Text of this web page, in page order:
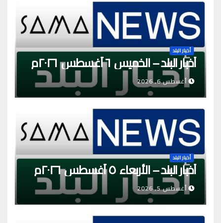
أخبار البلد
أخبار البلد – الخميس ٦ أغسطس ٢٠٢٦م
أغسطس 6, 2026
أخبار البلد
أخبار البلد – الأربعاء ٥ أغسطس ٢٠٢٦م
أغسطس 5, 2026